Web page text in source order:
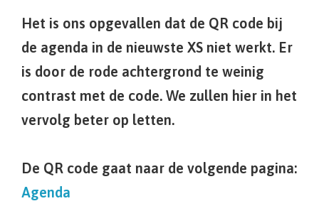
Het is ons opgevallen dat de QR code bij
de agenda in de nieuwste XS niet werkt. Er
is door de rode achtergrond te weinig
contrast met de code. We zullen hier in het
vervolg beter op letten.
De QR code gaat naar de volgende pagina:
Agenda